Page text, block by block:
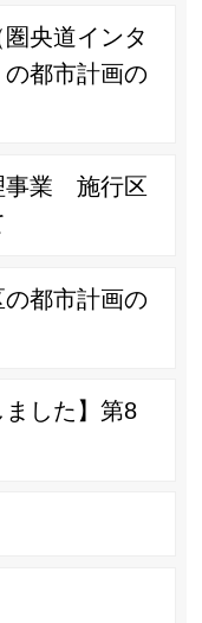
央道インタ
都市計画の
事業 施行区
の都市計画の
ました】第8